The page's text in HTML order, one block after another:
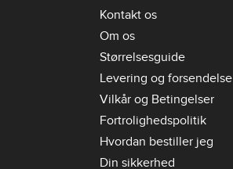
Kontakt os
Om os
Størrelsesguide
Levering og forsendelse
Vilkår og Betingelser
Fortrolighedspolitik
Hvordan bestiller jeg
Din sikkerhed